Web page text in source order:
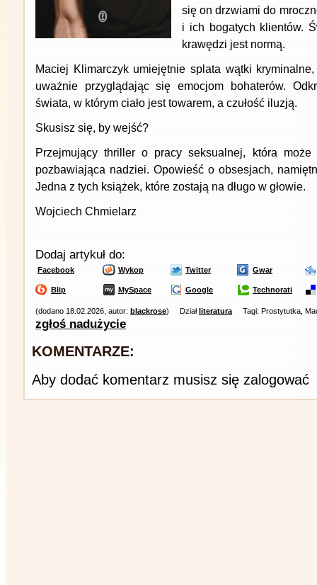
się on drzwiami do
i ich bogatych klientów.
krawędzi jest normą.
Maciej Klimarczyk umiejętnie splata wątki
uważnie przyglądając się emocjom bohaterów.
świata, w którym ciało jest towarem, a czułość iluzją.
Skusisz się, by wejść?
Przejmujący thriller o pracy seksualnej, która
pozbawiająca nadziei. Opowieść o obsesjach,
Jedna z tych książek, które zostają na długo w głowie.
Wojciech Chmielarz
Dodaj artykuł do:
Facebook Wykop Twitter Gwar
Blip MySpace Google Technorati
(dodano 18.02.2026, autor: blackrose) Działliteratura Tagi: Prostytutka,
zgłoś nadużycie
KOMENTARZE:
Aby dodać komentarz musisz się zalogować